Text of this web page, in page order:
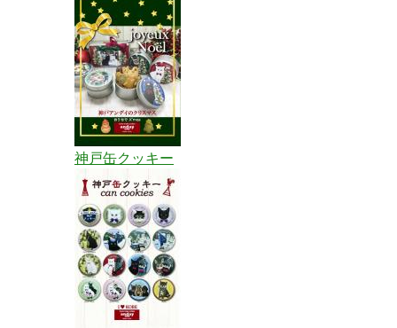
神戸缶クッキー